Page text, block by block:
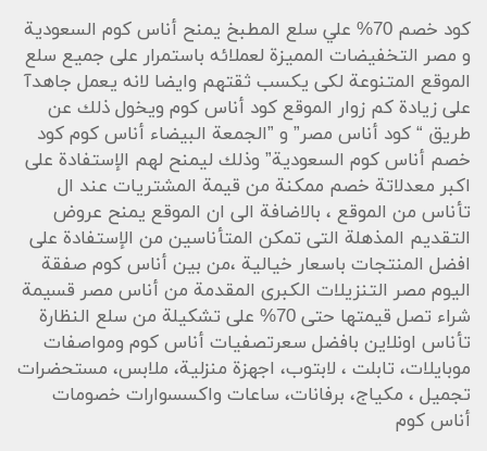
كود خصم 70% علي سلع المطبخ يمنح أناس كوم السعودية
و مصر التخفيضات المميزة لعملائه باستمرار على جميع سلع
الموقع المتنوعة لكى يكسب ثقتهم وايضا لانه يعمل جاهدآ
على زيادة كم زوار الموقع كود أناس كوم ويخول ذلك عن
طريق “ كود أناس مصر” و ”الجمعة البيضاء أناس كوم كود
خصم أناس كوم السعودية” وذلك ليمنح لهم الإستفادة على
اكبر معدلاتة خصم ممكنة من قيمة المشتريات عند ال
تأناس من الموقع ، بالاضافة الى ان الموقع يمنح عروض
التقديم المذهلة التى تمكن المتأناسين من الإستفادة على
افضل المنتجات باسعار خيالية ،من بين أناس كوم صفقة
اليوم مصر التنزيلات الكبرى المقدمة من أناس مصر قسيمة
شراء تصل قيمتها حتى 70% على تشكيلة من سلع النظارة
تأناس اونلاين بافضل سعرتصفيات أناس كوم ومواصفات
موبايلات، تابلت ، لابتوب، اجهزة منزلية، ملابس، مستحضرات
تجميل ، مكياج، برفانات، ساعات واكسسوارات خصومات
أناس كوم